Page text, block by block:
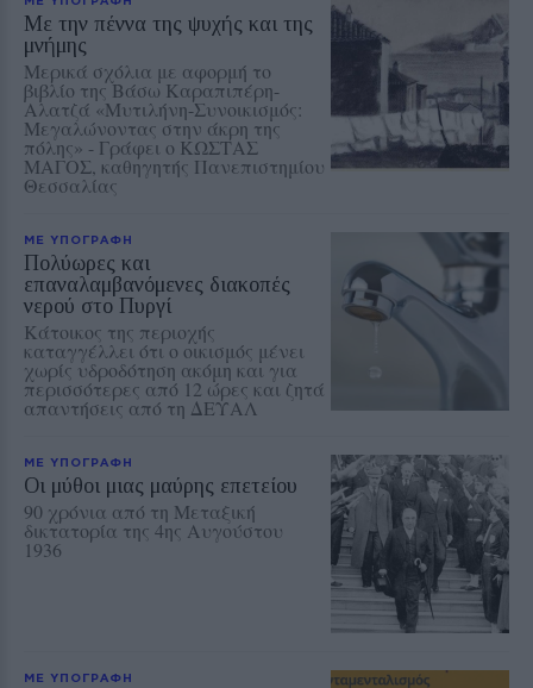
Με την πέννα της ψυχής και της
μνήμης
Μερικά σχόλια με αφορμή το
βιβλίο της Βάσω Καραπιπέρη-
Αλατζά «Μυτιλήνη-Συνοικισμός:
Μεγαλώνοντας στην άκρη της
πόλης» - Γράφει ο ΚΩΣΤΑΣ
ΜΑΓΟΣ, καθηγητής Πανεπιστημίου
Θεσσαλίας
ΜΕ ΥΠΟΓΡΑΦΗ
Πολύωρες και
επαναλαμβανόμενες διακοπές
νερού στο Πυργί
Κάτοικος της περιοχής
καταγγέλλει ότι ο οικισμός μένει
χωρίς υδροδότηση ακόμη και για
περισσότερες από 12 ώρες και ζητά
απαντήσεις από τη ΔΕΥΑΛ
ΜΕ ΥΠΟΓΡΑΦΗ
Οι μύθοι μιας μαύρης επετείου
90 χρόνια από τη Μεταξική
δικτατορία της 4ης Αυγούστου
1936
ΜΕ ΥΠΟΓΡΑΦΗ